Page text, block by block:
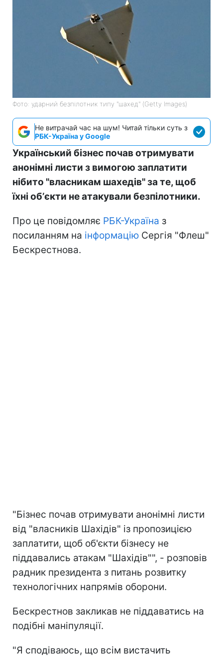
Фото: ударний безпілотник типу "шахед" (Getty Images)
Не витрачай час на шум! Читай тільки суть з
РБК-Україна у Google
Український бізнес почав отримувати
анонімні листи з вимогою заплатити
нібито "власникам шахедів" за те, щоб
їхні обʼєкти не атакували безпілотники.
Про це повідомляє РБК-Україна з
посиланням на інформацію Сергія "Флеш"
Бескрестнова.
"Бізнес почав отримувати анонімні листи
від "власників Шахідів" із пропозицією
заплатити, щоб об'єкти бізнесу не
піддавались атакам "Шахідів"", - розповів
радник президента з питань розвитку
технологічних напрямів оборони.
Бескрестнов закликав не піддаватись на
подібні маніпуляції.
"Я сподіваюсь, що всім вистачить